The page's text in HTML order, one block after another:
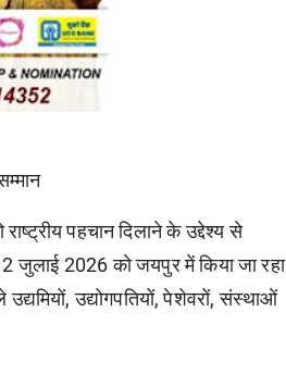
राष्ट्रीय पहचान दिलाने के उद्देश्य से
जुलाई2026को जयपुर में किया जा रहा
उद्यमियों,उद्योगपतियों,पेशेवरों,संस्थाओं